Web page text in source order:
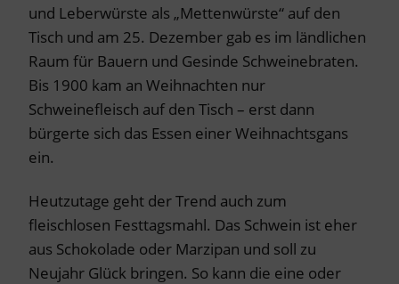
und Leberwürste als „Mettenwürste“ auf den
Tisch und am 25. Dezember gab es im ländlichen
Raum für Bauern und Gesinde Schweinebraten.
Bis 1900 kam an Weihnachten nur
Schweinefleisch auf den Tisch – erst dann
bürgerte sich das Essen einer Weihnachtsgans
ein.
Heutzutage geht der Trend auch zum
fleischlosen Festtagsmahl. Das Schwein ist eher
aus Schokolade oder Marzipan und soll zu
Neujahr Glück bringen. So kann die eine oder